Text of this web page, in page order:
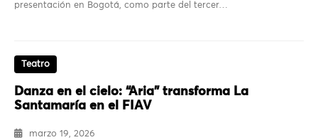
presentación en Bogotá, como parte del tercer…
Teatro
Danza en el cielo: “Aria” transforma La
Santamaría en el FIAV
marzo 19, 2026